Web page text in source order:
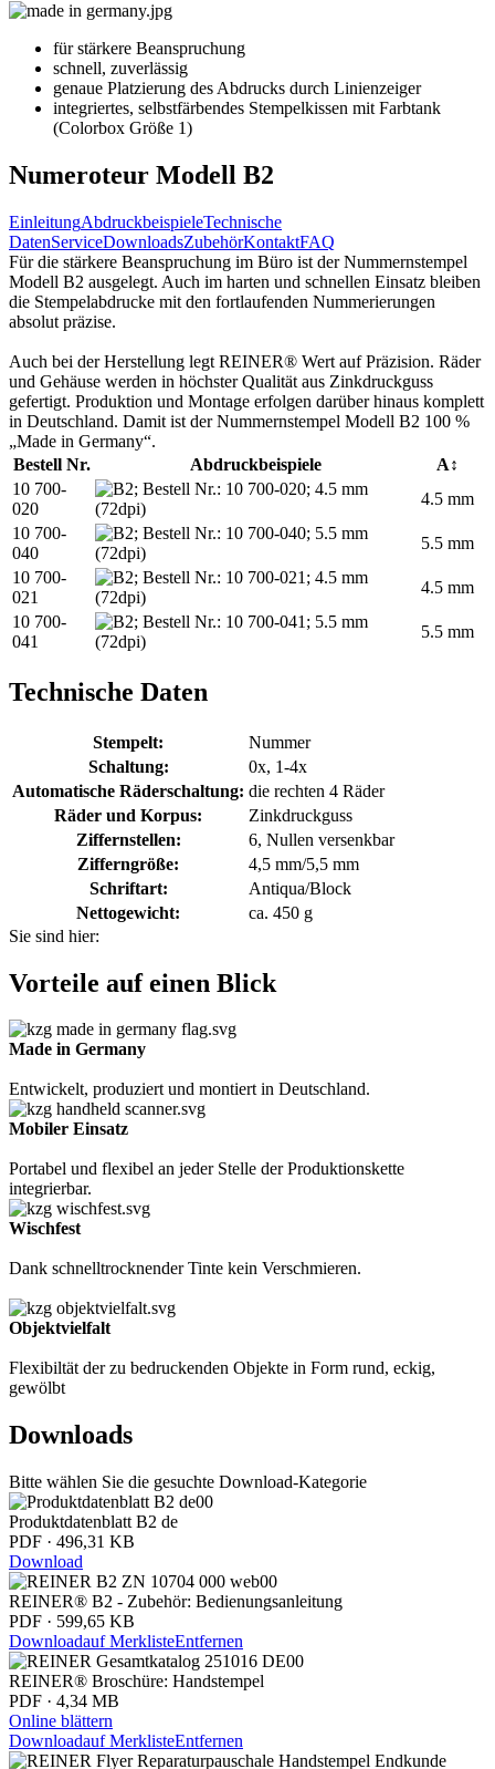
für stärkere Beanspruchung
schnell, zuverlässig
genaue Platzierung des Abdrucks durch Linienzeiger
integriertes, selbstfärbendes Stempelkissen mit Farbtank
(Colorbox Größe 1)
Numeroteur Modell B2
EinleitungAbdruckbeispieleTechnische
DatenServiceDownloadsZubehörKontaktFAQ
Für die stärkere Beanspruchung im Büro ist der Nummernstempel
Modell B2 ausgelegt. Auch im harten und schnellen Einsatz bleiben
die Stempelabdrucke mit den fortlaufenden Nummerierungen
absolut präzise.
Auch bei der Herstellung legt REINER® Wert auf Präzision. Räder
und Gehäuse werden in höchster Qualität aus Zinkdruckguss
gefertigt. Produktion und Montage erfolgen darüber hinaus komplett
in Deutschland. Damit ist der Nummernstempel Modell B2 100 %
„Made in Germany“.
Bestell Nr.
Abdruckbeispiele
A↕
10 700-
020
4.5 mm
10 700-
040
5.5 mm
10 700-
021
4.5 mm
10 700-
041
5.5 mm
Technische Daten
Stempelt:
Nummer
Schaltung:
0x, 1-4x
Automatische Räderschaltung: die rechten 4 Räder
Räder und Korpus:
Zinkdruckguss
Ziffernstellen:
6, Nullen versenkbar
Zifferngröße:
4,5 mm/5,5 mm
Schriftart:
Antiqua/Block
Nettogewicht:
ca. 450 g
Sie sind hier:
Vorteile auf einen Blick
Made in Germany
Entwickelt, produziert und montiert in Deutschland.
Mobiler Einsatz
Portabel und flexibel an jeder Stelle der Produktionskette
integrierbar.
Wischfest
Dank schnelltrocknender Tinte kein Verschmieren.
Objektvielfalt
Flexibiltät der zu bedruckenden Objekte in Form rund, eckig,
gewölbt
Downloads
Bitte wählen Sie die gesuchte Download-Kategorie
Produktdatenblatt B2 de
PDF · 496,31 KB
Download
REINER® B2 - Zubehör: Bedienungsanleitung
PDF · 599,65 KB
Downloadauf MerklisteEntfernen
REINER® Broschüre: Handstempel
PDF · 4,34 MB
Online blättern
Downloadauf MerklisteEntfernen